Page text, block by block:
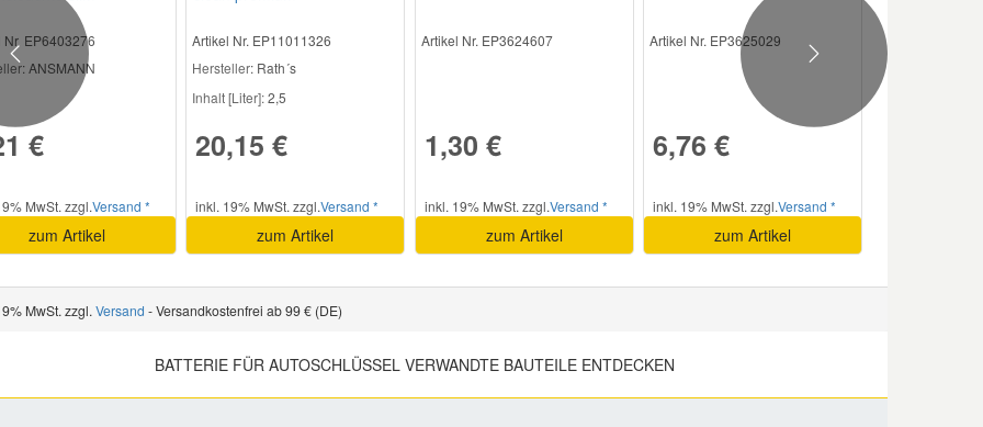
Nr. EP6403276
: ANSMANN
€
MwSt. zzgl.Versand *
zum Artikel
Artikel Nr. EP11011326
Hersteller: Rath´s
Inhalt [Liter]:2,5
20,15 €
inkl. 19% MwSt. zzgl.Versand *
zum Artikel
Artikel Nr. EP3624607
1,30 €
inkl. 19% MwSt. zzgl.Versand *
zum Artikel
Artikel Nr. EP3625029
6,76 €
inkl. 19% MwSt. zzgl.Versand *
zum Artikel
Previous Next
MwSt. zzgl. Versand - Versandkostenfrei ab 99 € (DE)
BATTERIE FÜR AUTOSCHLÜSSEL VERWANDTE BAUTEILE ENTDECKEN